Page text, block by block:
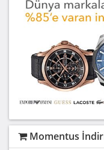
Momentus